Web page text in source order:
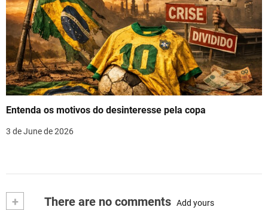
Entenda os motivos do desinteresse pela copa
3 de June de 2026
+ There are no comments Add yours